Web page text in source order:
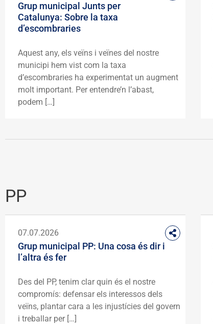
Grup municipal Junts per
Catalunya: Sobre la taxa
d’escombraries
Aquest any, els veïns i veïnes del nostre
municipi hem vist com la taxa
d’escombraries ha experimentat un augment
molt important. Per entendre’n l’abast,
podem […]
PP
07.07.2026
Grup municipal PP: Una cosa és dir i
l’altra és fer
Des del PP, tenim clar quin és el nostre
compromís: defensar els interessos dels
veïns, plantar cara a les injustícies del govern
i treballar per […]